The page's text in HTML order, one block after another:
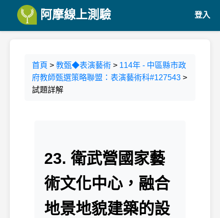
阿摩線上測驗 登入
首頁 > 教甄◆表演藝術 > 114年 - 中區縣市政
府教師甄選策略聯盟：表演藝術科#127543 >
試題詳解
23. 衛武營國家藝
術文化中心，融合
地景地貌建築的設